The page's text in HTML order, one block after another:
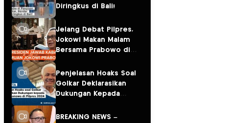
Diringkus di Bali!
Jelang Debat Pilpres,
Jokowi Makan Malam
Bersama Prabowo di
Penjelasan Hoaks Soal
Golkar Deklarasikan
Dukungan Kepada
Pilpres 2024
BREAKING NEWS –